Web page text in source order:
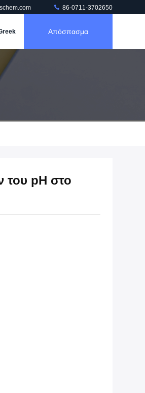
86-0711-3702650
Απόσπασμα
του pH στο